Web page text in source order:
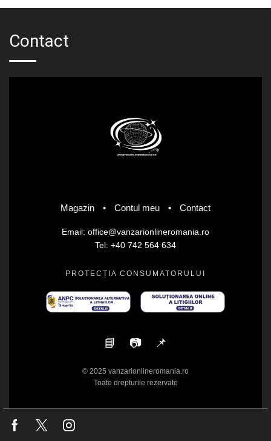
Contact
Magazin • Contul meu • Contact
Email: office@vanzarionlineromania.ro
Tel: +40 742 564 634
PROTECȚIA CONSUMATORULUI
📘 📷 📌
© 2025 vanzarionlineromania.ro
Toate drepturile rezervate
Facebook
Twitter